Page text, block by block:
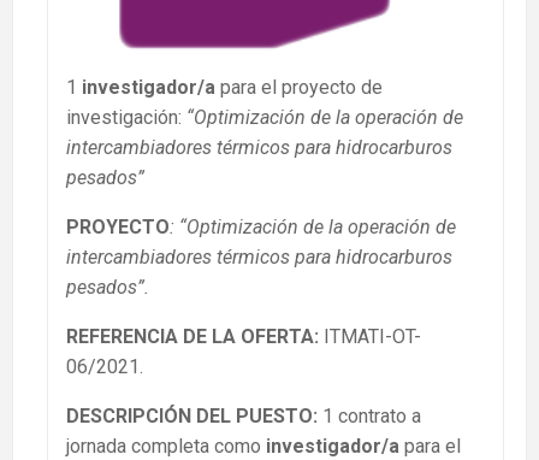
1 investigador/a para el proyecto de
investigación: “Optimización de la operación de
intercambiadores térmicos para hidrocarburos
pesados”
PROYECTO: “Optimización de la operación de
intercambiadores térmicos para hidrocarburos
pesados”.
REFERENCIA DE LA OFERTA: ITMATI-OT-
06/2021.
DESCRIPCIÓN DEL PUESTO: 1 contrato a
jornada completa como investigador/a para el